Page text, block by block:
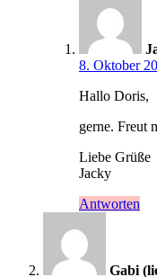
8. Oktober
Hallo Doris,
gerne. Freut
Liebe Grüße
Jacky
Antworten
Gabi